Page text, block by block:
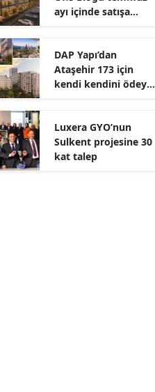
ayı içinde satışa
DAP Yapı’dan
Ataşehir 173 için
kendi kendini ödeyen
Luxera GYO’nun
Sulkent projesine 30
kat talep